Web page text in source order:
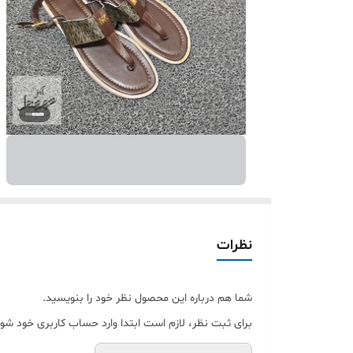
نظرات
شما هم درباره این محصول نظر خود را بنویسید.
برای ثبت نظر، لازم است ابتدا وارد حساب کاربری خود